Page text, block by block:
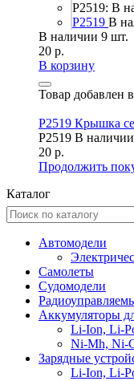
P2519: В
P2519 В
В наличии 9 шт.
20 р.
В корзину
Товар добавлен
P2519 Крышка
P2519 В
20 р.
Продолжить
Каталог
Автомодели
Самолеты
Судомодели
Аккумуляторы
Li-Ion, Li-
Ni-Mh, Ni-
Зарядные
Li-Ion, Li-